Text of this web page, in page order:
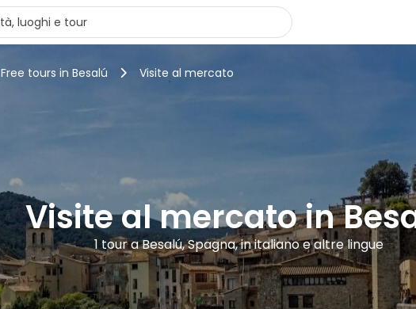
Free tours in Besalú Visite al mercato
Visite al mercato in
1 tour a Besalú, Spagna, in italiano e altre lingue